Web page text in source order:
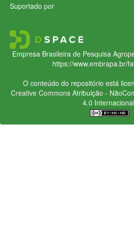
Suportado por
Empresa Brasileira de Pesquisa
https://www.embrapa.br/
O conteúdo do repositório está
Creative CommonsAtribuição -
4.0